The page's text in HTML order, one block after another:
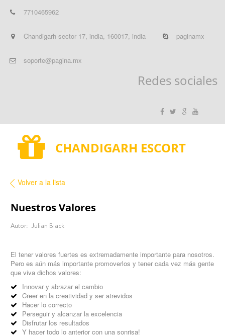
7710465962
Chandigarh sector 17, india, 160017, india paginamx
soporte@pagina.mx
Redes sociales
CHANDIGARH ESCORT
Volver a la lista
Nuestros Valores
Autor: Julian Black
El tener valores fuertes es extremadamente importante para nosotros.
Pero es aún más importante promoverlos y tener cada vez más gente
que viva dichos valores:
Innovar y abrazar el cambio
Creer en la creatividad y ser atrevidos
Hacer lo correcto
Perseguir y alcanzar la excelencia
Disfrutar los resultados
Y hacer todo lo anterior con una sonrisa!